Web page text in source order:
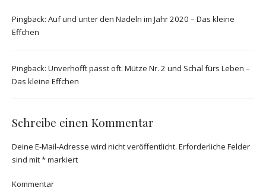
Pingback: Auf und unter den Nadeln im Jahr 2020 – Das kleine
Effchen
Pingback: Unverhofft passt oft: Mütze Nr. 2 und Schal fürs Leben –
Das kleine Effchen
Schreibe einen Kommentar
Deine E-Mail-Adresse wird nicht veröffentlicht. Erforderliche Felder
sind mit*markiert
Kommentar